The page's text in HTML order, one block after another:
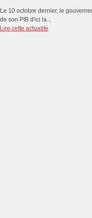
Le 10 octobre dernier, le
de son PIB d'ici la...
Lire cette actualité